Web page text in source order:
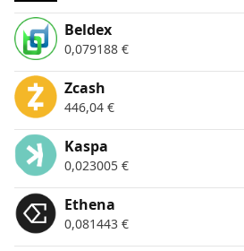
Beldex
0,079188 €
Zcash
446,04 €
Kaspa
0,023005 €
Ethena
0,081443 €